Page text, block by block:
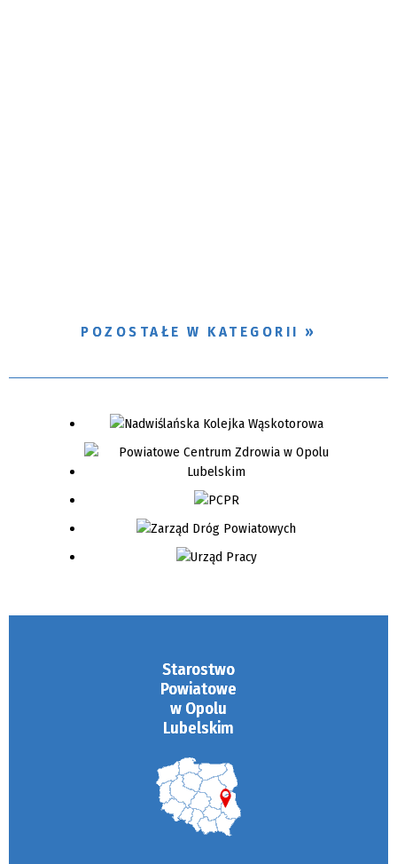
POZOSTAŁE W KATEGORII
Starostwo
Powiatowe
w Opolu
Lubelskim